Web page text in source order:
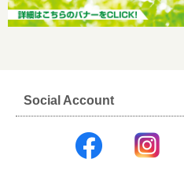
Social Account